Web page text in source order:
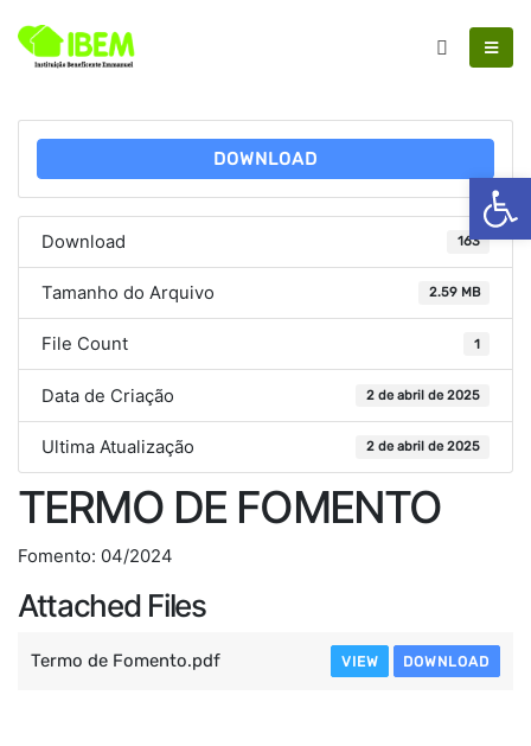
DOWNLOAD
Download 163
Tamanho do Arquivo 2.59 MB
File Count 1
Data de Criação 2 de abril de 2025
Ultima Atualização 2 de abril de 2025
TERMO DE FOMENTO
Fomento: 04/2024
Attached Files
Termo de Fomento.pdf VIEW DOWNLOAD